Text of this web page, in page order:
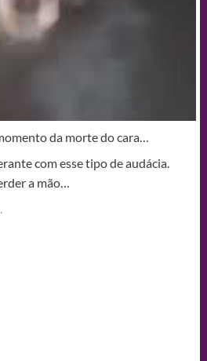
da morte do cara…
com esse tipo de audácia.
a mão…